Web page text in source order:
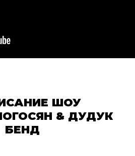
ШОУ
& ДУДУК
БЕНД